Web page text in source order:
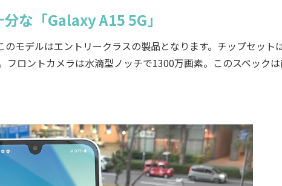
な「Galaxy A15 5G」
モデルはエントリークラスの製品となります。チップセット
ロントカメラは水滴型ノッチで1300万画素。このスペック